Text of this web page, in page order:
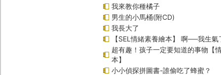
我來教你種橘子
男生的小馬桶(附CD)
我長大了
【SEL情緒素養繪本】 啊──我生
超有趣！孩子一定要知道的事物【
本】
小小偵探拼圖書-誰偷吃了蜂蜜？